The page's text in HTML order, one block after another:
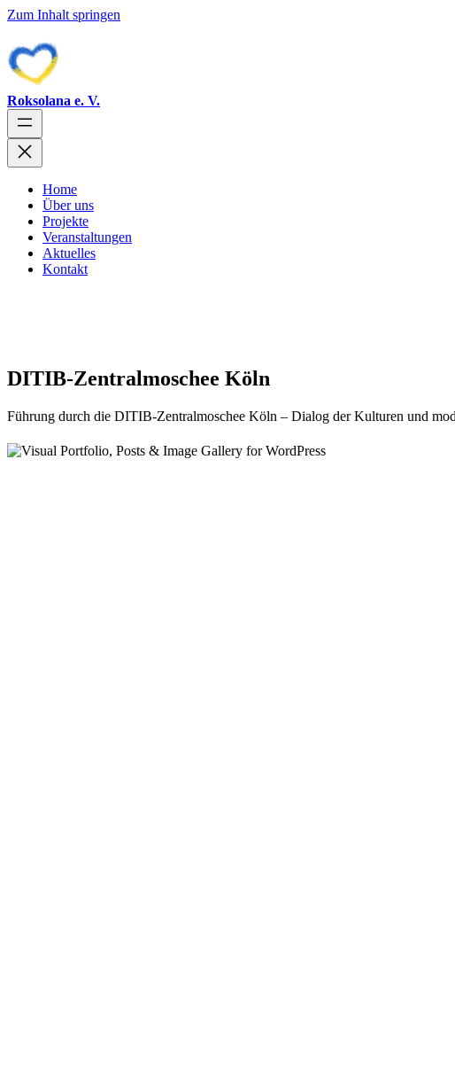
Zum Inhalt springen
Roksolana e. V.
Home
Über uns
Projekte
Veranstaltungen
Aktuelles
Kontakt
DITIB-Zentralmoschee Köln
Führung durch die DITIB-Zentralmoschee Köln – Dialog der Kulturen und